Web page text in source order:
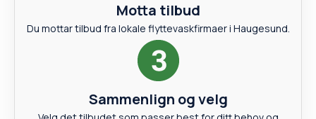
Motta tilbud
Du mottar tilbud fra lokale flyttevaskfirmaer i Haugesund.
Sammenlign og velg